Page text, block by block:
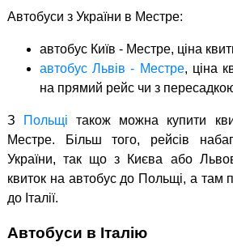
Автобуси з України в Местре:
автобус Київ - Местре, ціна
автобус Львів - Местре, ціна
на прямий рейс чи з
З Польщі також можна купити
Местре. Більш того, рейсів
України, так що з Києва або
квиток на автобус до Польщі, а там
до Італії.
Автобуси в Італію